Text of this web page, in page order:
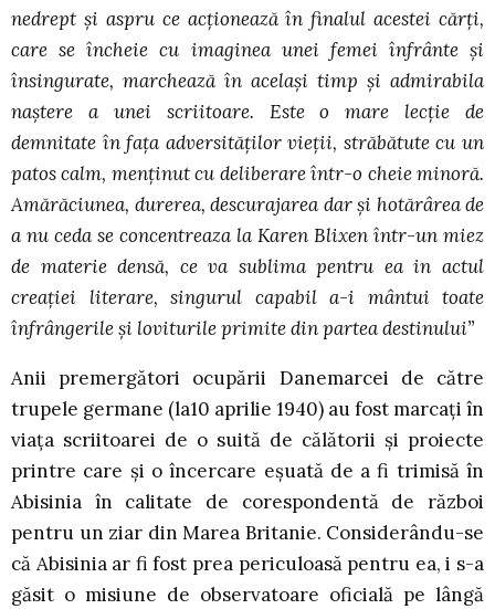
nedrept şi aspru ce acţionează în finalul acestei cărţi,
care se încheie cu imaginea unei femei înfrânte şi
însingurate, marchează în acelaşi timp şi admirabila
naştere a unei scriitoare. Este o mare lecţie de
demnitate în faţa adversităţilor vieţii, străbătute cu un
patos calm, menţinut cu deliberare într-o cheie minoră.
Amărăciunea, durerea, descurajarea dar şi hotărârea de
a nu ceda se concentreaza la Karen Blixen într-un miez
de materie densă, ce va sublima pentru ea in actul
creaţiei literare, singurul capabil a-i mântui toate
înfrângerile şi loviturile primite din partea destinului”
Anii premergători ocupării Danemarcei de către
trupele germane (la10 aprilie 1940) au fost marcaţi în
viaţa scriitoarei de o suită de călătorii şi proiecte
printre care şi o încercare eşuată de a fi trimisă în
Abisinia în calitate de corespondentă de război
pentru un ziar din Marea Britanie. Considerându-se
că Abisinia ar fi fost prea periculoasă pentru ea, i s-a
găsit o misiune de observatoare oficială pe lângă